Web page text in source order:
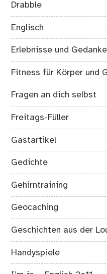
Drabble
Englisch
Erlebnisse und
Fitness für Körper und
Fragen an dich selbst
Freitags-Füller
Gastartikel
Gedichte
Gehirntraining
Geocaching
Geschichten aus der
Handyspiele